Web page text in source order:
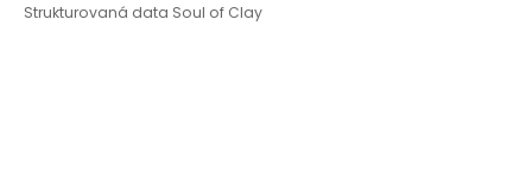
Strukturovaná data Soul of Clay